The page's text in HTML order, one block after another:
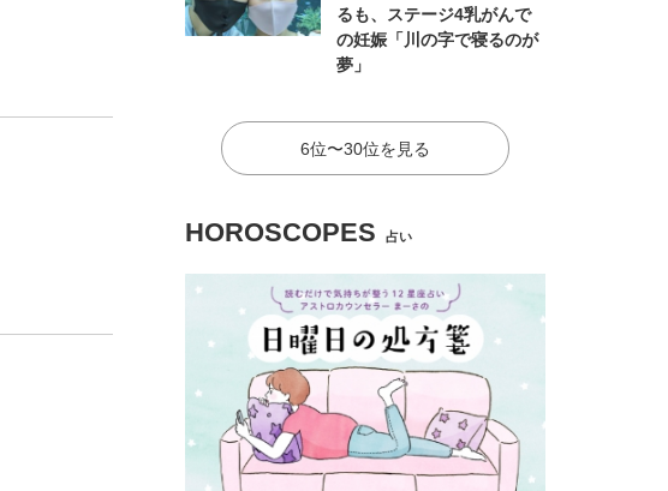
るも、ステージ4乳がんで
の妊娠「川の字で寝るのが
夢」
6位〜30位を見る
HOROSCOPES 占い